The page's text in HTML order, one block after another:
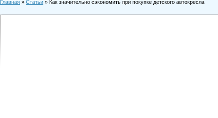
Главная » Статьи » Как значительно сэкономить при покупке детского автокресла